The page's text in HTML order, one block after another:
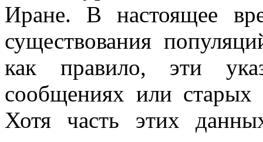
Иране. В настоящее
существования
как правило, эти
сообщениях или
Хотя часть этих